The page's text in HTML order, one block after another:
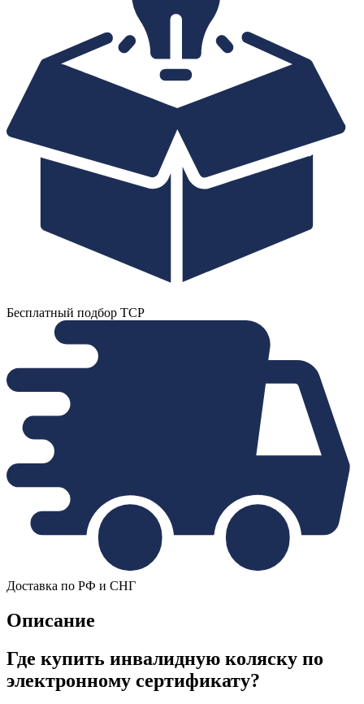
Бесплатный подбор ТСР
Доставка по РФ и СНГ
Описание
Где купить инвалидную коляску по
электронному сертификату?